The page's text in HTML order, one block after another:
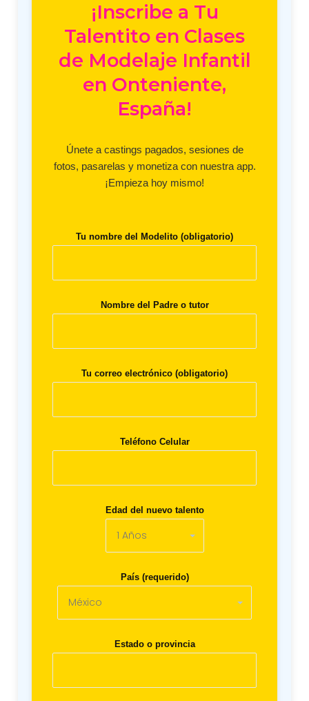
¡Inscribe a Tu
Talentito en Clases
de Modelaje Infantil
en Onteniente,
España!
Únete a castings pagados, sesiones de
fotos, pasarelas y monetiza con nuestra app.
¡Empieza hoy mismo!
Tu nombre del Modelito (obligatorio)
Nombre del Padre o tutor
Tu correo electrónico (obligatorio)
Teléfono Celular
Edad del nuevo talento
País (requerido)
Estado o provincia